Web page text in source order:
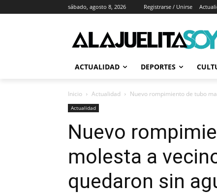
sábado, agosto 8, 2026 Registrarse / Unirse
ACTUALIDAD DEPORTES
Inicio Actualidad Nuevo rompimiento de tubo
Actualidad
Nuevo
molesta a
quedaron sin